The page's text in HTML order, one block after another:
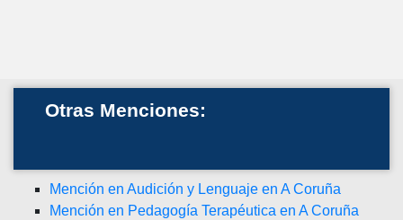
Otras Menciones:
Mención en Audición y Lenguaje en A Coruña
Mención en Pedagogía Terapéutica en A Coruña